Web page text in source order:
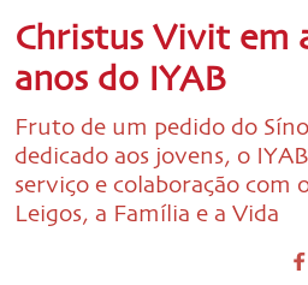
Christus Vivit em
anos do IYAB
Fruto de um pedido do
dedicado aos jovens, o
serviço e colaboração com
Leigos, a Família e a Vida